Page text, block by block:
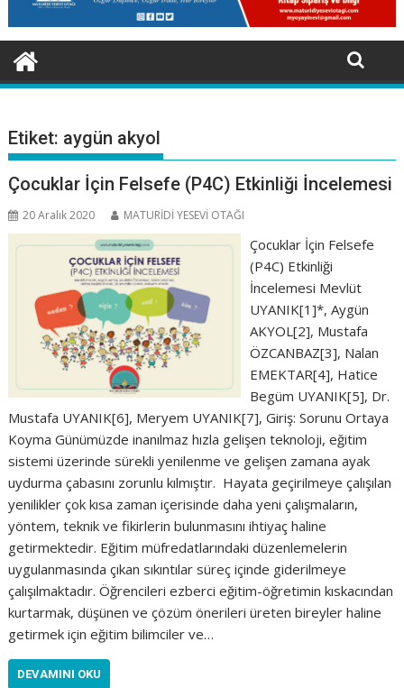
Etiket: aygün akyol
Çocuklar İçin Felsefe (P4C) Etkinliği İncelemesi
20 Aralık 2020 MATURİDİ YESEVİ OTAĞI
Çocuklar İçin Felsefe
(P4C) Etkinliği
İncelemesi Mevlüt
UYANIK[1]*, Aygün
AKYOL[2], Mustafa
ÖZCANBAZ[3], Nalan
EMEKTAR[4], Hatice
Begüm UYANIK[5], Dr.
Mustafa UYANIK[6], Meryem UYANIK[7], Giriş: Sorunu Ortaya
Koyma Günümüzde inanılmaz hızla gelişen teknoloji, eğitim
sistemi üzerinde sürekli yenilenme ve gelişen zamana ayak
uydurma çabasını zorunlu kılmıştır. Hayata geçirilmeye çalışılan
yenilikler çok kısa zaman içerisinde daha yeni çalışmaların,
yöntem, teknik ve fikirlerin bulunmasını ihtiyaç haline
getirmektedir. Eğitim müfredatlarındaki düzenlemelerin
uygulanmasında çıkan sıkıntılar süreç içinde giderilmeye
çalışılmaktadır. Öğrencileri ezberci eğitim-öğretimin kıskacından
kurtarmak, düşünen ve çözüm önerileri üreten bireyler haline
getirmek için eğitim bilimciler ve…
DEVAMINI OKU